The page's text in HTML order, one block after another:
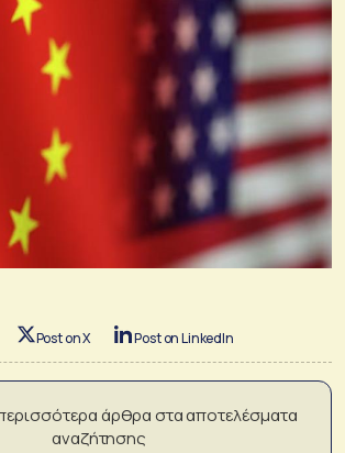
Post on X Post on LinkedIn
άρθρα στα αποτελέσματα
αναζήτησης